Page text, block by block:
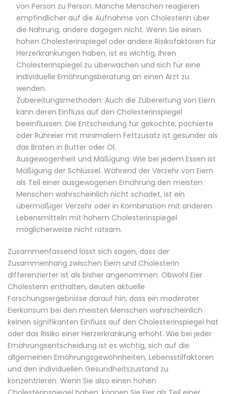
von Person zu Person. Manche Menschen reagieren
empfindlicher auf die Aufnahme von Cholesterin über
die Nahrung, andere dagegen nicht. Wenn Sie einen
hohen Cholesterinspiegel oder andere Risikofaktoren für
Herzerkrankungen haben, ist es wichtig, Ihren
Cholesterinspiegel zu überwachen und sich für eine
individuelle Ernährungsberatung an einen Arzt zu
wenden.
Zubereitungsmethoden: Auch die Zubereitung von Eiern
kann deren Einfluss auf den Cholesterinspiegel
beeinflussen. Die Entscheidung für gekochte, pochierte
oder Rühreier mit minimalem Fettzusatz ist gesünder als
das Braten in Butter oder Öl.
Ausgewogenheit und Mäßigung: Wie bei jedem Essen ist
Mäßigung der Schlüssel. Während der Verzehr von Eiern
als Teil einer ausgewogenen Ernährung den meisten
Menschen wahrscheinlich nicht schadet, ist ein
übermäßiger Verzehr oder in Kombination mit anderen
Lebensmitteln mit hohem Cholesterinspiegel
möglicherweise nicht ratsam.
Zusammenfassend lässt sich sagen, dass der
Zusammenhang zwischen Eiern und Cholesterin
differenzierter ist als bisher angenommen. Obwohl Eier
Cholesterin enthalten, deuten aktuelle
Forschungsergebnisse darauf hin, dass ein moderater
Eierkonsum bei den meisten Menschen wahrscheinlich
keinen signifikanten Einfluss auf den Cholesterinspiegel hat
oder das Risiko einer Herzerkrankung erhöht. Wie bei jeder
Ernährungsentscheidung ist es wichtig, sich auf die
allgemeinen Ernährungsgewohnheiten, Lebensstilfaktoren
und den individuellen Gesundheitszustand zu
konzentrieren. Wenn Sie also einen hohen